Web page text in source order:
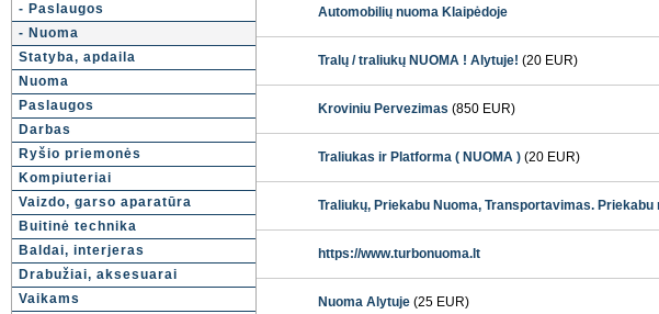
- Paslaugos
- Nuoma
Statyba, apdaila
Nuoma
Paslaugos
Darbas
Ryšio priemonės
Kompiuteriai
Vaizdo, garso aparatūra
Buitinė technika
Baldai, interjeras
Drabužiai, aksesuarai
Vaikams
Automobilių nuoma Klaipėdoje
Tralų / traliukų NUOMA ! Alytuje! (20 EUR)
Kroviniu Pervezimas (850 EUR)
Traliukas ir Platforma ( NUOMA ) (20 EUR)
Traliukų, Priekabu Nuoma, Transportavimas.
https://www.turbonuoma.lt
Nuoma Alytuje (25 EUR)